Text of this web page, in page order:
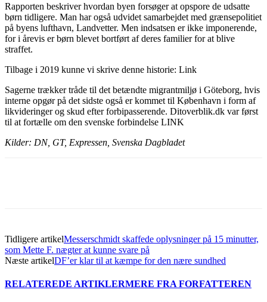
Rapporten beskriver hvordan byen forsøger at opspore de udsatte
børn tidligere. Man har også udvidet samarbejdet med grænsepolitiet
på byens lufthavn, Landvetter. Men indsatsen er ikke imponerende,
for i årevis er børn blevet bortført af deres familier for at blive
straffet.
Tilbage i 2019 kunne vi skrive denne historie: Link
Sagerne trækker tråde til det betændte migrantmiljø i Göteborg, hvis
interne opgør på det sidste også er kommet til København i form af
likvideringer og skud efter forbipasserende. Ditoverblik.dk var først
til at fortælle om den svenske forbindelse LINK
Kilder: DN, GT, Expressen, Svenska Dagbladet
Tidligere artikelMesserschmidt skaffede oplysninger på 15 minutter,
som Mette F. nægter at kunne svare på
Næste artikelDF’er klar til at kæmpe for den nære sundhed
RELATEREDE ARTIKLERMERE FRA FORFATTEREN